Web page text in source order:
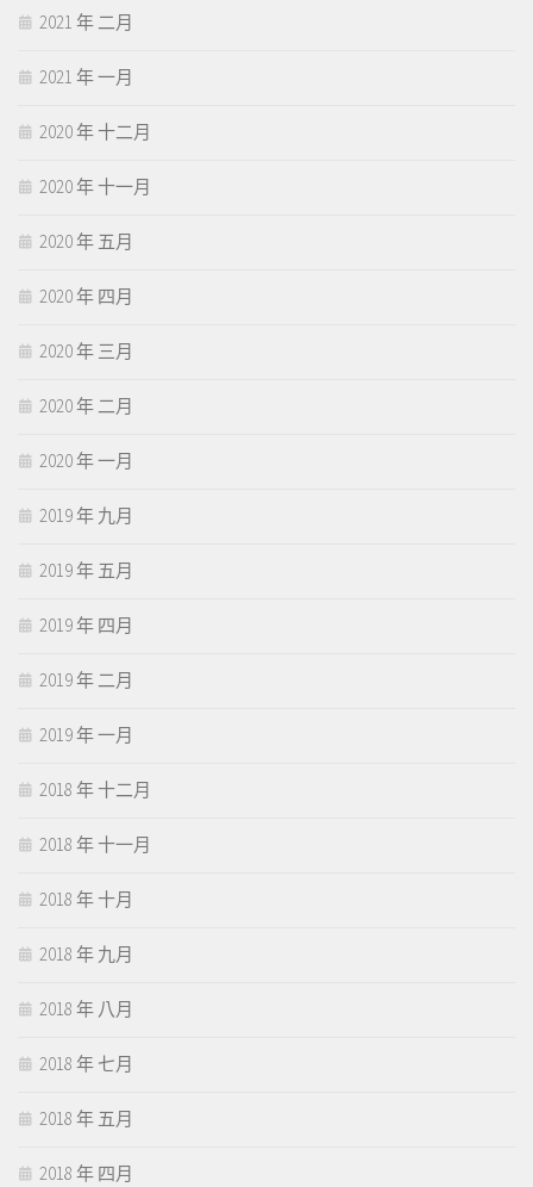
2021 年 二月
2021 年 一月
2020 年 十二月
2020 年 十一月
2020 年 五月
2020 年 四月
2020 年 三月
2020 年 二月
2020 年 一月
2019 年 九月
2019 年 五月
2019 年 四月
2019 年 二月
2019 年 一月
2018 年 十二月
2018 年 十一月
2018 年 十月
2018 年 九月
2018 年 八月
2018 年 七月
2018 年 五月
2018 年 四月